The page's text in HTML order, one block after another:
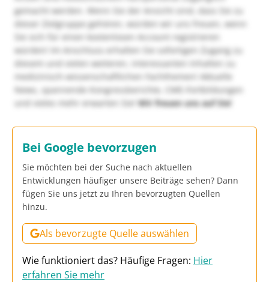
gemacht werden. Wenn Sie der Ansicht sind, dass Sie zu
dieser Zielgruppe gehören, würden wir uns freuen, wenn
Sie sich für einen kostenlosen Account registrieren
würden! Im Anschluss erhalten Sie sofortigen Zugang zu
diesem und vielen weiteren, interessanten Inhalten zu
medizinisch-wissenschaftlichen Fachthemen! Aktuelle
News, spannende Kongressberichte, CME-Fortbildungen
und vieles mehr erwarten Sie!Wir freuen uns auf Sie!
Bei Google bevorzugen
Sie möchten bei der Suche nach aktuellen
Entwicklungen häufiger unsere Beiträge sehen? Dann
fügen Sie uns jetzt zu Ihren bevorzugten Quellen
hinzu.
Als bevorzugte Quelle auswählen
Wie funktioniert das? Häufige Fragen: Hier
erfahren Sie mehr